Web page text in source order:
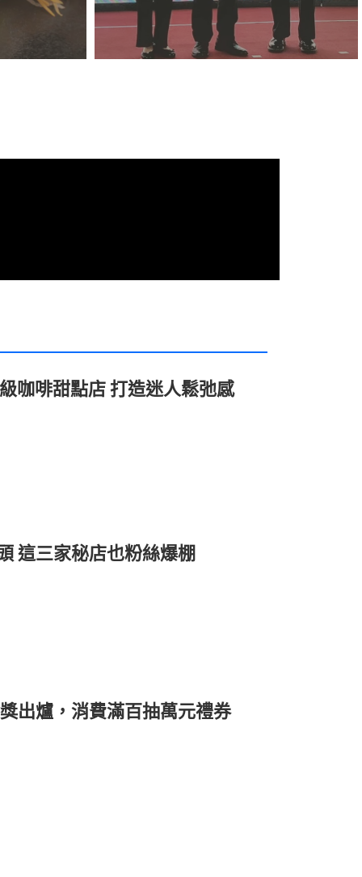
咖啡甜點店 打造迷人鬆弛感
這三家秘店也粉絲爆棚
出爐，消費滿百抽萬元禮券